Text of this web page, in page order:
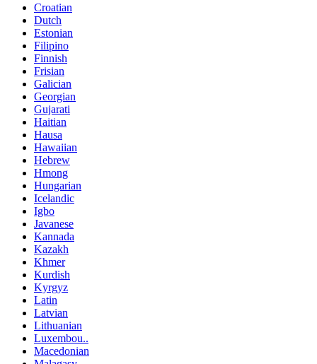
Croatian
Dutch
Estonian
Filipino
Finnish
Frisian
Galician
Georgian
Gujarati
Haitian
Hausa
Hawaiian
Hebrew
Hmong
Hungarian
Icelandic
Igbo
Javanese
Kannada
Kazakh
Khmer
Kurdish
Kyrgyz
Latin
Latvian
Lithuanian
Luxembou..
Macedonian